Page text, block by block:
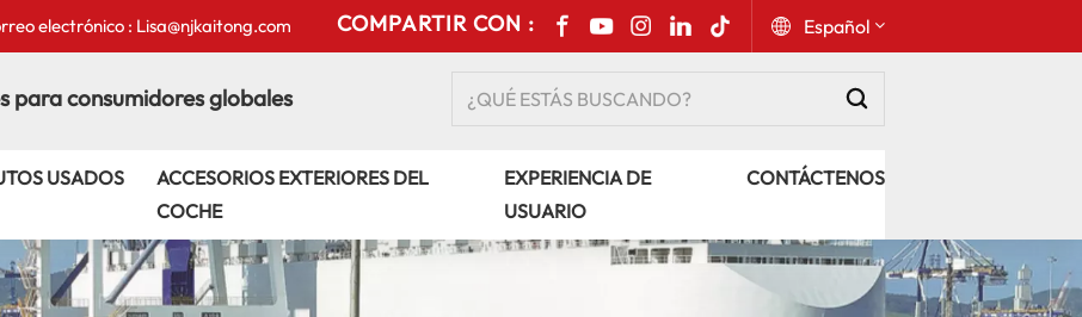
electrónico : Lisa@njkaitong.com COMPARTIR CON : Español
Русский
Español
Português
para consumidores globales
USADOS
ACCESORIOS EXTERIORES DEL
COCHE
EXPERIENCIA DE
USUARIO
CONTÁCTENOS